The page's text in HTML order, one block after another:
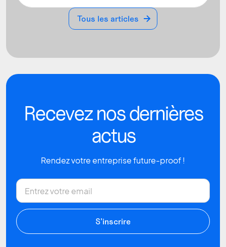
Tous les articles
Tous les articles
Recevez nos dernières
actus
Rendez votre entreprise future-proof !